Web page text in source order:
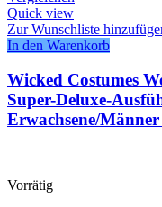
Quick view
Zur Wunschliste
In den Warenkorb
Wicked Costumes
Super-Deluxe-
Erwachsene/
Vorrätig